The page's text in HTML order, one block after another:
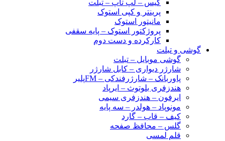
کیس – لپ تاپ – تبلت
پرینتر و کپی استوک
مانیتور استوک
پروژکتور استوک – پایه سقفی
کارکرده و دست دوم
گوشی و تبلت
گوشی موبایل – تبلت
شارژر دیواری – کابل شارژر
پاوربانک – شارژرفندکی – FMپلیر
هندزفری بلوتوث – ایرپاد
ایرفون – هندزفری سیمی
مونوپاد – هولدر – سه پایه
کیف – قاب – گارد
گلس – محافظ صفحه
قلم لمسی